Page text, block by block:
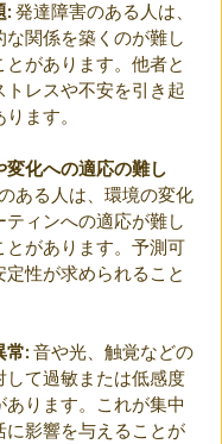
: 発達障害のある人は、
な関係を築くのが難し
とがあります。他者と
トレスや不安を引き起
ます。
変化への適応の難し
ある人は、環境の変化
ティンへの適応が難し
とがあります。予測可
定性が求められること
常: 音や光、触覚などの
して過敏または低感度
あります。これが集中
に影響を与えることが